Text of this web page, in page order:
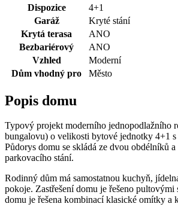
Dispozice
4+1
Garáž
Kryté stání
Krytá terasa
ANO
Bezbariérový
ANO
Vzhled
Moderní
Dům vhodný pro
Město
Popis domu
Typový projekt moderního jednopodlažního
bungalovu) o velikosti bytové jednotky 4+1
Půdorys domu se skládá ze dvou obdélníků
parkovacího stání.
Rodinný dům má samostatnou kuchyň,
pokoje. Zastřešení domu je řešeno pultovými
domu je řešena kombinací klasické omítky a